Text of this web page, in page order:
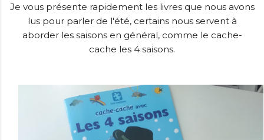
Je vous présente rapidement les livres que nous avons
lus pour parler de l'été, certains nous servent à
aborder les saisons en général, comme le cache-
cache les 4 saisons.